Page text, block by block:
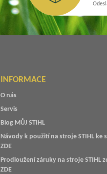
INFORMACE
O nás
Servis
Blog MŮJ STIHL
Návody k použití na stroje STIHL ke
ZDE
Prodloužení záruky na stroje STIHL
ZDE